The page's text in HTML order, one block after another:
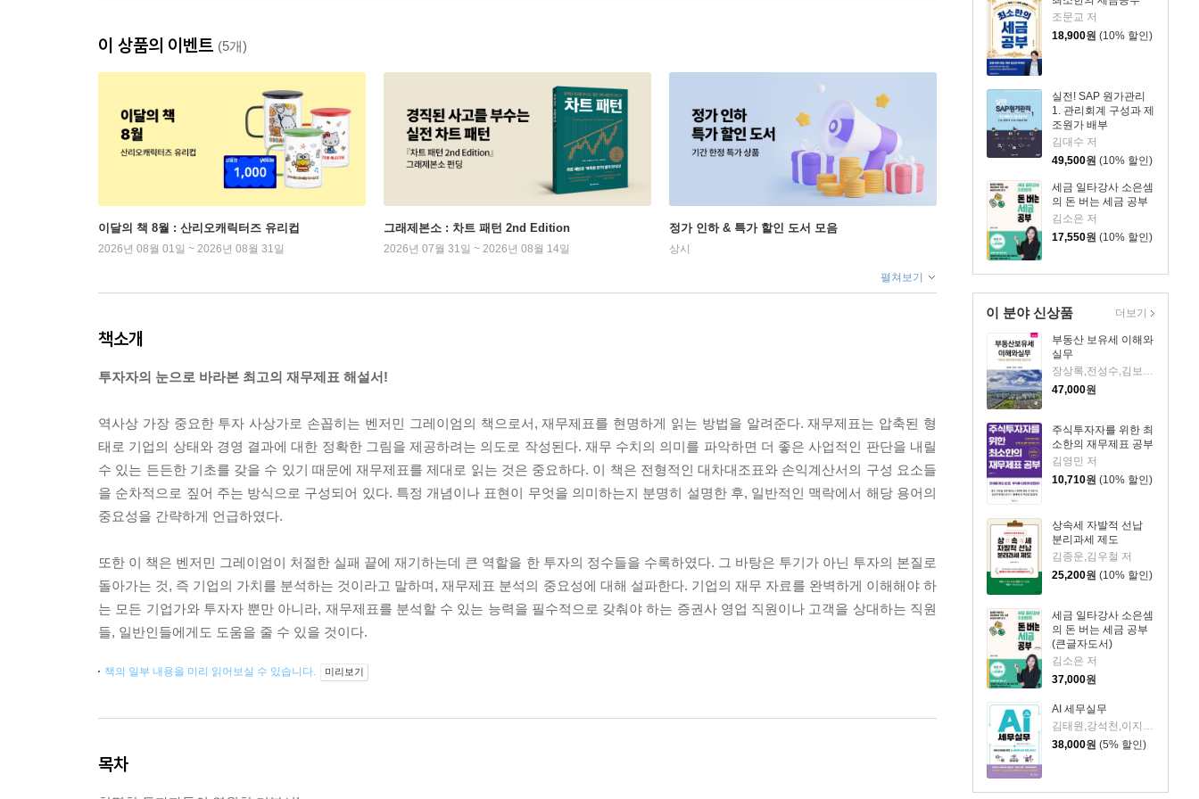
조문교 저
18,900원 (10% 할인)
실전! SAP 원가관리
1. 관리회계 구성과 제
조원가 배부
김대수 저
49,500원 (10% 할인)
세금 일타강사 소은셈
의 돈 버는 세금 공부
김소은 저
17,550원 (10% 할인)
이 분야 신상품
부동산 보유세 이해와
실무
47,000원
주식투자자를 위한 최
소한의 재무제표 공부
김영민 저
10,710원 (10% 할인)
상속세 자발적 선납
분리과세 제도
김종운,김우철 저
25,200원 (10% 할인)
세금 일타강사 소은셈
의 돈 버는 세금 공부
(큰글자도서)
김소은 저
37,000원
AI 세무실무
김태원,강석천,이지영 저
38,000원 (5% 할인)
더보기
이 상품의 이벤트 (5개)
이달의 책 8월 : 산리오캐릭터즈 유리컵
2026년 08월 01일 ~ 2026년 08월 31일
그래제본소 : 차트 패턴 2nd Edition
2026년 07월 31일 ~ 2026년 08월 14일
정가 인하 & 특가 할인 도서 모음
상시
펼쳐보기
책소개
투자자의 눈으로 바라본 최고의 재무제표 해설서!
역사상 가장 중요한 투자 사상가로 손꼽히는 벤저민 그레이엄의 책으로서, 재무제표를 현명하게 읽는 방법을 알려준다. 재무제표는 압축된 형
태로 기업의 상태와 경영 결과에 대한 정확한 그림을 제공하려는 의도로 작성된다. 재무 수치의 의미를 파악하면 더 좋은 사업적인 판단을 내릴
수 있는 든든한 기초를 갖을 수 있기 때문에 재무제표를 제대로 읽는 것은 중요하다. 이 책은 전형적인 대차대조표와 손익계산서의 구성 요소들
을 순차적으로 짚어 주는 방식으로 구성되어 있다. 특정 개념이나 표현이 무엇을 의미하는지 분명히 설명한 후, 일반적인 맥락에서 해당 용어의
중요성을 간략하게 언급하였다.
또한 이 책은 벤저민 그레이엄이 처절한 실패 끝에 재기하는데 큰 역할을 한 투자의 정수들을 수록하였다. 그 바탕은 투기가 아닌 투자의 본질로
돌아가는 것, 즉 기업의 가치를 분석하는 것이라고 말하며, 재무제표 분석의 중요성에 대해 설파한다. 기업의 재무 자료를 완벽하게 이해해야 하
는 모든 기업가와 투자자 뿐만 아니라, 재무제표를 분석할 수 있는 능력을 필수적으로 갖춰야 하는 증권사 영업 직원이나 고객을 상대하는 직원
들, 일반인들에게도 도움을 줄 수 있을 것이다.
책의 일부 내용을 미리 읽어보실 수 있습니다. 미리보기
목차